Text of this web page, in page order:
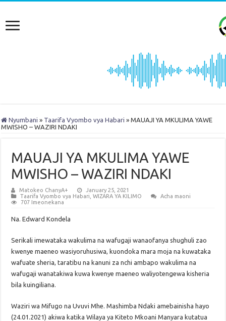
Nyumbani » Taarifa Vyombo vya Habari » MAUAJI YA MKULIMA YAWE
MWISHO – WAZIRI NDAKI
MAUAJI YA MKULIMA YAWE
MWISHO – WAZIRI NDAKI
Matokeo ChanyA+
January 25, 2021
Taarifa Vyombo vya Habari ,WIZARA YA KILIMO
Acha maoni
707 Imeonekana
Na. Edward Kondela
Serikali imewataka wakulima na wafugaji wanaofanya shughuli zao
kwenye maeneo wasiyoruhusiwa, kuondoka mara moja na kuwataka
wafuate sheria, taratibu na kanuni za nchi ambapo wakulima na
wafugaji wanatakiwa kuwa kwenye maeneo waliyotengewa kisheria
bila kuingiliana.
Waziri wa Mifugo na Uvuvi Mhe. Mashimba Ndaki amebainisha hayo
(24.01.2021) akiwa katika Wilaya ya Kiteto Mkoani Manyara kutatua